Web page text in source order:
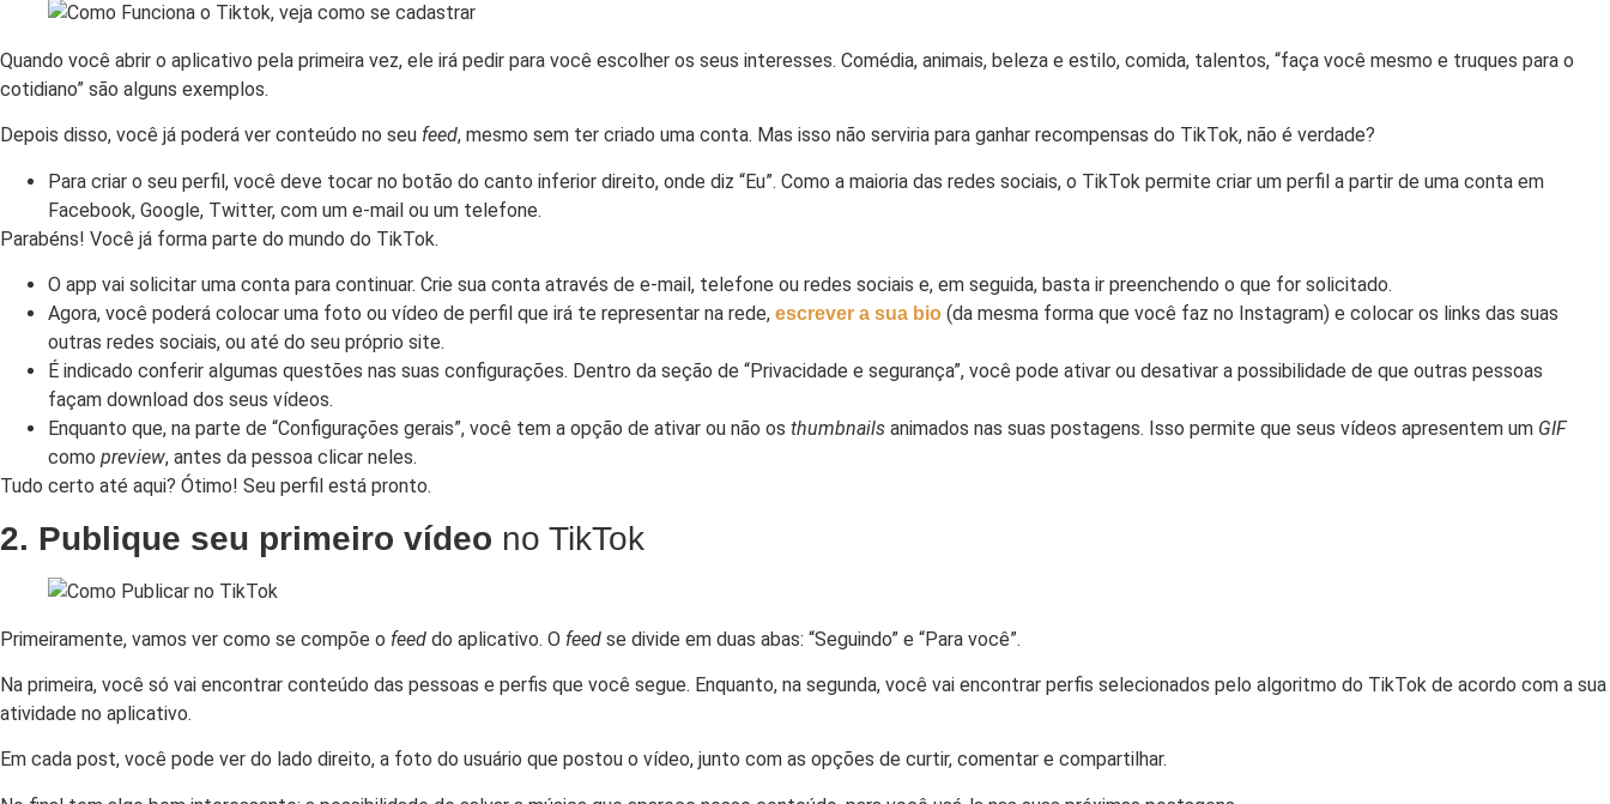
Quando você abrir o aplicativo pela primeira vez, ele irá pedir para você escolher os seus interesses. Comédia, animais, beleza e estilo, comida, talentos, “faça você mesmo e truques para o
cotidiano” são alguns exemplos.
Depois disso, você já poderá ver conteúdo no seu feed, mesmo sem ter criado uma conta. Mas isso não serviria para ganhar recompensas do TikTok, não é verdade?
Para criar o seu perfil, você deve tocar no botão do canto inferior direito, onde diz “Eu”. Como a maioria das redes sociais, o TikTok permite criar um perfil a partir de uma conta em
Facebook, Google, Twitter, com um e-mail ou um telefone.
Parabéns! Você já forma parte do mundo do TikTok.
O app vai solicitar uma conta para continuar. Crie sua conta através de e-mail, telefone ou redes sociais e, em seguida, basta ir preenchendo o que for solicitado.
Agora, você poderá colocar uma foto ou vídeo de perfil que irá te representar na rede, escrever a sua bio (da mesma forma que você faz no Instagram) e colocar os links das suas
outras redes sociais, ou até do seu próprio site.
É indicado conferir algumas questões nas suas configurações. Dentro da seção de “Privacidade e segurança”, você pode ativar ou desativar a possibilidade de que outras pessoas
façam download dos seus vídeos.
Enquanto que, na parte de “Configurações gerais”, você tem a opção de ativar ou não os thumbnails animados nas suas postagens. Isso permite que seus vídeos apresentem um GIF
como preview, antes da pessoa clicar neles.
Tudo certo até aqui? Ótimo! Seu perfil está pronto.
2. Publique seu primeiro vídeo no TikTok
Primeiramente, vamos ver como se compõe o feed do aplicativo. O feed se divide em duas abas: “Seguindo” e “Para você”.
Na primeira, você só vai encontrar conteúdo das pessoas e perfis que você segue. Enquanto, na segunda, você vai encontrar perfis selecionados pelo algoritmo do TikTok de acordo com a sua
atividade no aplicativo.
Em cada post, você pode ver do lado direito, a foto do usuário que postou o vídeo, junto com as opções de curtir, comentar e compartilhar.